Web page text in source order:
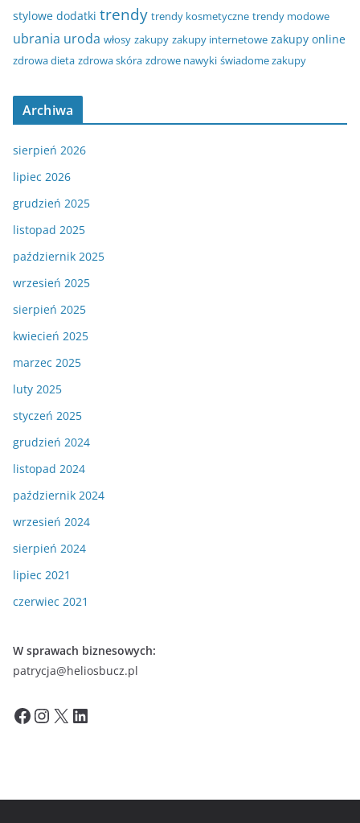
stylowe dodatki trendy trendy kosmetyczne trendy modowe
ubrania uroda włosy zakupy zakupy internetowe zakupy online
zdrowa dieta zdrowa skóra zdrowe nawyki świadome zakupy
Archiwa
sierpień 2026
lipiec 2026
grudzień 2025
listopad 2025
październik 2025
wrzesień 2025
sierpień 2025
kwiecień 2025
marzec 2025
luty 2025
styczeń 2025
grudzień 2024
listopad 2024
październik 2024
wrzesień 2024
sierpień 2024
lipiec 2021
czerwiec 2021
W sprawach biznesowych:
patrycja@heliosbucz.pl
Facebook InstagramX LinkedIn